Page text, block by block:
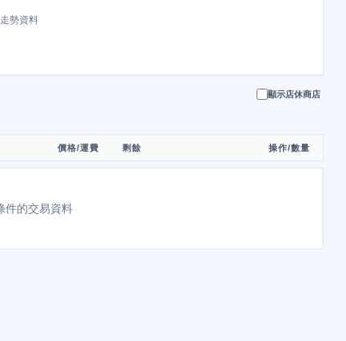
勢資料
顯示店休商店
價格/運費 剩餘 操作/數量
件的交易資料